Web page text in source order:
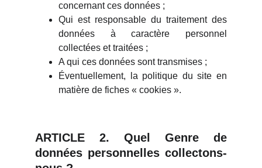
concernant ces données ;
Qui est responsable du traitement des
données à caractère personnel
collectées et traitées ;
A qui ces données sont transmises ;
Éventuellement, la politique du site en
matière de fiches « cookies ».
ARTICLE 2. Quel Genre de
données personnelles collectons-